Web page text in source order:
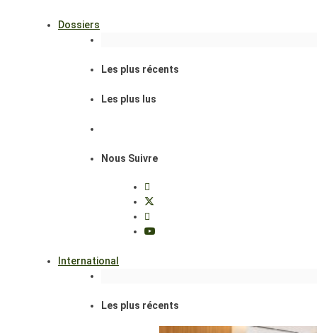
Dossiers
Les plus récents
Les plus lus
Nous Suivre
International
Les plus récents